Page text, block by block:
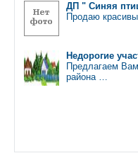
ДП " Синяя
Продаю
Недорогие
Предлагаем Вам
района …